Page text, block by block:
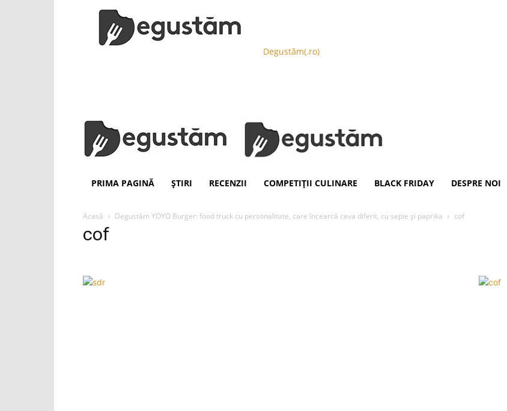
Degustăm(.ro)
PRIMA PAGINĂ ȘTIRI RECENZII COMPETIȚII CULINARE BLACK FRIDAY DESPRE NOI
Acasă Degustăm YOYO Burger: food truck cu personalitate, care încearcă ceva diferit, cu sepie şi paprika cof
cof